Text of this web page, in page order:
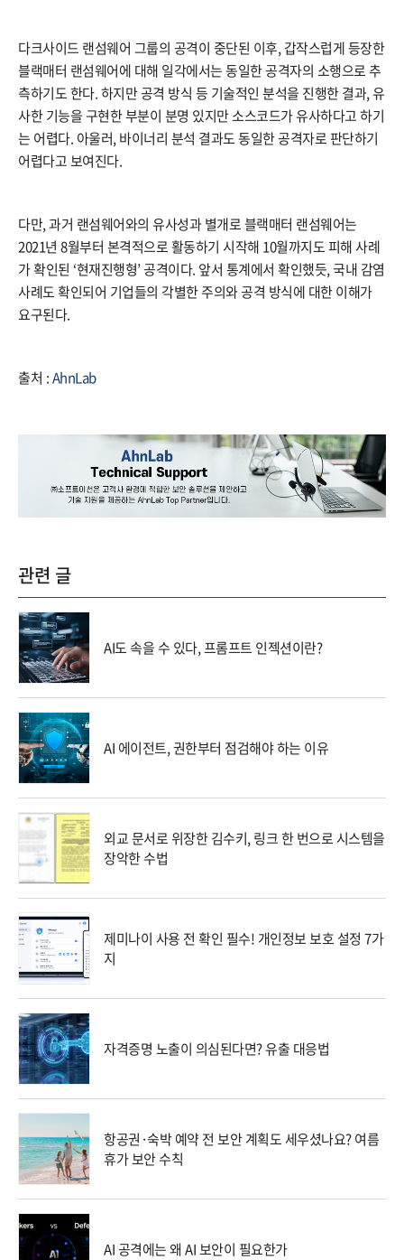
다크사이드 랜섬웨어 그룹의 공격이 중단된 이후, 갑작스럽게 등장한
블랙매터 랜섬웨어에 대해 일각에서는 동일한 공격자의 소행으로 추
측하기도 한다. 하지만 공격 방식 등 기술적인 분석을 진행한 결과, 유
사한 기능을 구현한 부분이 분명 있지만 소스코드가 유사하다고 하기
는 어렵다. 아울러, 바이너리 분석 결과도 동일한 공격자로 판단하기
어렵다고 보여진다.
다만, 과거 랜섬웨어와의 유사성과 별개로 블랙매터 랜섬웨어는
2021년 8월부터 본격적으로 활동하기 시작해 10월까지도 피해 사례
가 확인된 ‘현재진행형’ 공격이다. 앞서 통계에서 확인했듯, 국내 감염
사례도 확인되어 기업들의 각별한 주의와 공격 방식에 대한 이해가
요구된다.
출처 :AhnLab
관련 글
AI도 속을 수 있다, 프롬프트 인젝션이란?
AI 에이전트, 권한부터 점검해야 하는 이유
외교 문서로 위장한 김수키, 링크 한 번으로 시스템을
장악한 수법
제미나이 사용 전 확인 필수! 개인정보 보호 설정 7가
지
자격증명 노출이 의심된다면? 유출 대응법
항공권·숙박 예약 전 보안 계획도 세우셨나요? 여름
휴가 보안 수칙
AI 공격에는 왜 AI 보안이 필요한가